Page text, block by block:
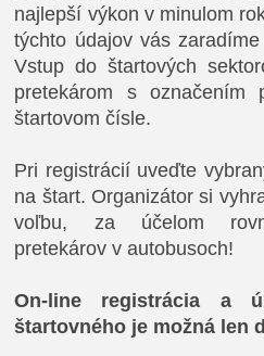
najlepší výkon v minulom
týchto údajov vás
Vstup do štartových
pretekárom s označením
štartovom čísle.
Pri registrácií uveďte
na štart. Organizátor si
voľbu, za účelom
pretekárov v autobusoch!
On-line registrácia a
štartovného je možná len